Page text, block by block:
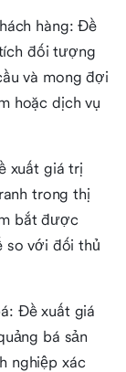
hàng: Đề
đối tượng
và mong đợi
hoặc dịch vụ
xuất giá trị
trong thị
bắt được
so với đối thủ
Đề xuất giá
bá sản
nghiệp xác